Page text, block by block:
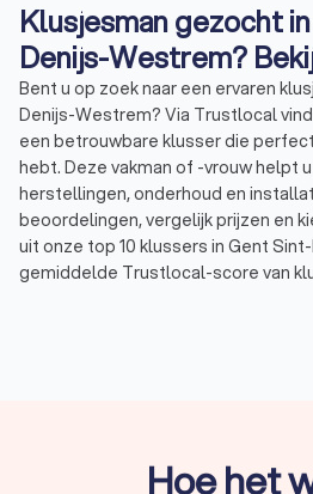
Klusjesman gezocht
Denijs-Westrem?
Bent u op zoek naar een ervaren
Denijs-Westrem? Via Trustlocal
een betrouwbare klusser die
hebt. Deze vakman of -vrouw helpt
herstellingen, onderhoud en
beoordelingen, vergelijk prijzen en
uit onze top 10 klussers in Gent
gemiddelde Trustlocal-score van
Een klusbedrijf in Gent Sint-Denijs-
Hoe het